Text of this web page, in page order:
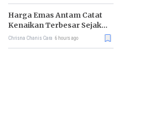
Harga Emas Antam Catat
Kenaikan Terbesar Sejak
Mei 2026
Chrisna Chanis Cara 6 hours ago